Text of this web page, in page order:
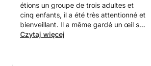
étions un groupe de trois adultes et
cinq enfants, il a été très attentionné et
bienveillant. Il a même gardé un œil sur
les enfants pendant que nous on se
Czytaj więcej